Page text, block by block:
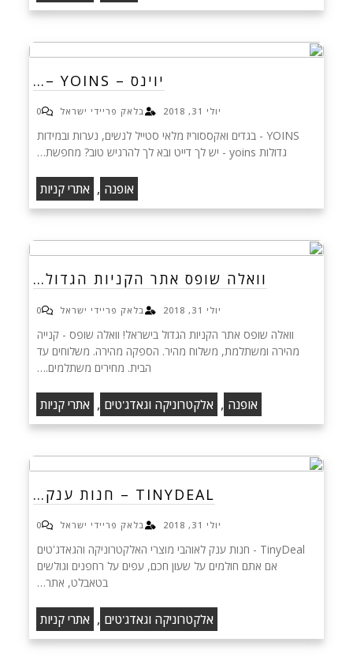
יוינס – YOINS –…
יולי 31, 2018 בלאק פריידי ישראל 0
YOINS - בגדים ואקססוריז מלאי סטייל לנשים, נערות ובמידות
גדולות yoins - יש לך דייט ובא לך להרגיש טוב? מחפשת…
אופנה , אתרי קניות
וואלה שופס אתר הקניות הגדול…
יולי 31, 2018 בלאק פריידי ישראל 0
וואלה שופס אתר הקניות הגדול בישראל! וואלה שופס - קנייה
מהירה ומשתלמת, משלוח מהיר. הספקה מהירה. משלוחים עד
הבית. מחירים משתלמים.…
אופנה , אלקטרוניקה וגאדג'טים , אתרי קניות
TINYDEAL – חנות ענק…
יולי 31, 2018 בלאק פריידי ישראל 0
TinyDeal - חנות ענק לאוהבי מוצרי האלקטרוניקה והגאדג'טים
אם אתם חולמים על שעון חכם, עפים על רחפנים וגולשים
בטאבלט, אתר…
אלקטרוניקה וגאדג'טים , אתרי קניות